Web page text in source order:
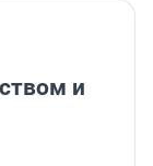
и